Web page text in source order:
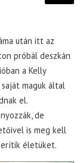
után itt az
próbál deszkán
a Kelly
maguk által
el.
de
is meg kell
életüket.